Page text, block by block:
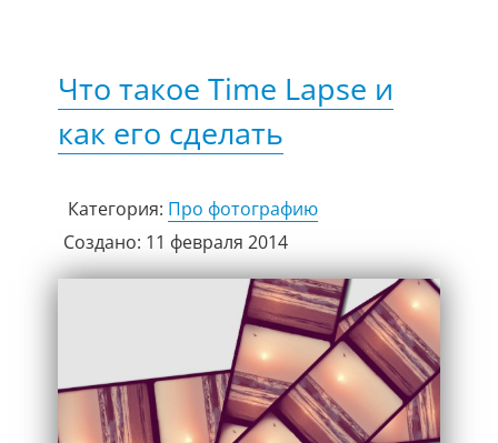
Что такое Time Lapse и
как его сделать
Категория: Про фотографию
Создано: 11 февраля 2014